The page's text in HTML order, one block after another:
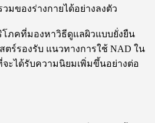
มของร่างกายได้อย่างลงตัว
โภคที่มองหาวิธีดูแลผิวแบบยั่งยืน
ร์รองรับ แนวทางการใช้ NAD ใน
ะได้รับความนิยมเพิ่มขึ้นอย่างต่อ